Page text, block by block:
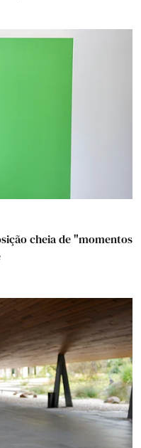
cheia de "momentos